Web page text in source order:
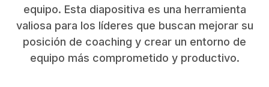
equipo. Esta diapositiva es una herramienta
valiosa para los líderes que buscan mejorar su
posición de coaching y crear un entorno de
equipo más comprometido y productivo.